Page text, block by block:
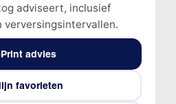
adviseert, inclusief
verversingsintervallen.
Print advies
favorieten